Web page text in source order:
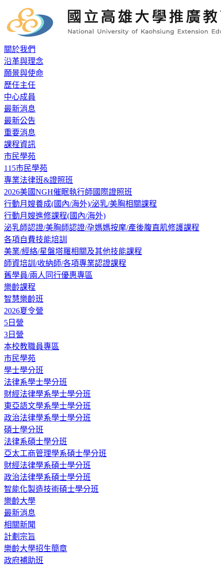
關於我們
沿革與理念
願景與使命
歷任主任
中心成員
最新消息
最新公告
重要消息
課程資訊
市民學苑
115市民學苑
專業法律班&證照班
2026美國NGH催眠執行師國際證照班
行動月嫂養成(國內/海外)/泌乳/美胸相關課程
行動月嫂進修課程(國內/海外)
泌乳師認證/美胸師認證/孕媽媽按摩/產後腹直肌修護課程
各項自費技能培訓
美業/經絡/星盤塔羅相關及其他技能課程
師資培訓/收納師/各項專業認證課程
舊學員/兩人同行優惠專區
樂齡課程
智慧樂齡班
2026夏令營
5日營
3日營
本校教職員專區
市民學苑
學士學分班
法律系學士學分班
財經法律學系學士學分班
東亞語文學系學士學分班
政治法律學系學士學分班
碩士學分班
法律系碩士學分班
亞太工商管理學系碩士學分班
財經法律學系碩士學分班
政治法律學系碩士學分班
智能化製造技術碩士學分班
樂齡大學
最新消息
相關新聞
計劃宗旨
樂齡大學招生簡章
政府補助班